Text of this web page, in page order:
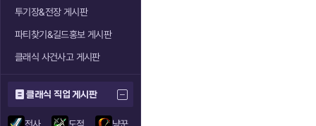
투기장&전장 게시판
파티찾기&길드홍보 게시판
클래식 사건사고 게시판
클래식 직업 게시판